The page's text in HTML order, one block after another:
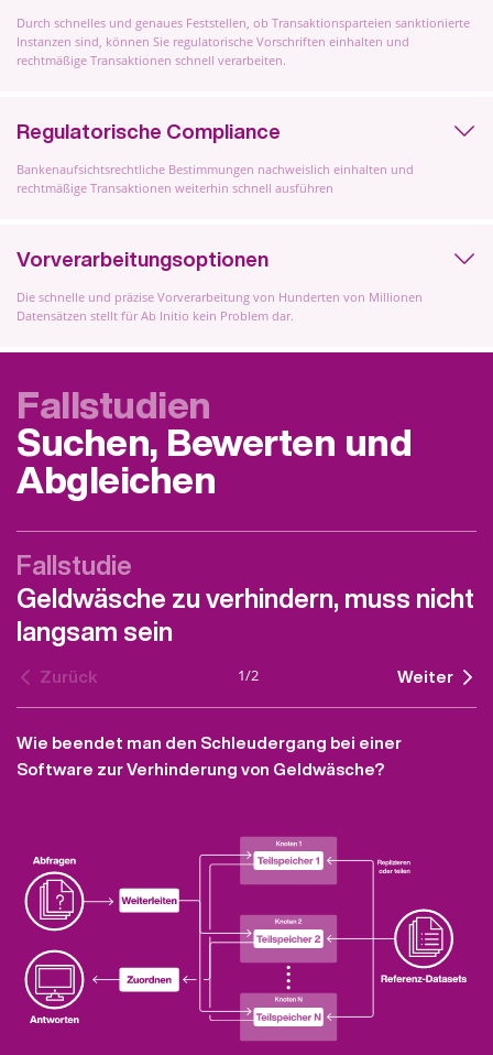
Durch schnelles und genaues Feststellen, ob Transaktionsparteien sanktionierte
Instanzen sind, können Sie regulatorische Vorschriften einhalten und
rechtmäßige Transaktionen schnell verarbeiten.
Regulatorische Compliance
Bankenaufsichtsrechtliche Bestimmungen nachweislich einhalten und
rechtmäßige Transaktionen weiterhin schnell ausführen
Vorverarbeitungsoptionen
Die schnelle und präzise Vorverarbeitung von Hunderten von Millionen
Datensätzen stellt für Ab Initio kein Problem dar.
Fallstudien
Suchen, Bewerten und
Abgleichen
Fallstudie
Geldwäsche zu verhindern, muss nicht
langsam sein
Zurück 1/2 Weiter
Wie beendet man den Schleudergang bei einer
Software zur Verhinderung von Geldwäsche?